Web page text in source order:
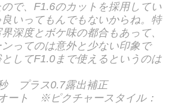
で、F1.6のカットを採用してい
いってもんでもないからね。特
深度とボケ味の都合もあって、
ってのは意外と少ない印象で
してF1.0まで使えるというのは
プラス0.7露出補正
ート ※ピクチャースタイル：